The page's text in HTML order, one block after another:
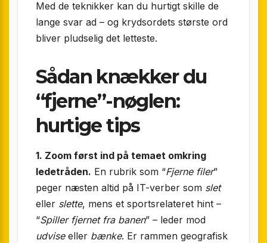
Med de teknikker kan du hurtigt skille de
lange svar ad – og krydsordets største ord
bliver pludselig det letteste.
Sådan knækker du
“fjerne”-nøglen:
hurtige tips
1. Zoom først ind på temaet omkring
ledetråden. En rubrik som “Fjerne filer”
peger næsten altid på IT-verber som slet
eller slette, mens et sportsrelateret hint –
“Spiller fjernet fra banen” – leder mod
udviseeller bænke. Er rammen geografisk